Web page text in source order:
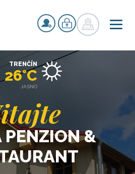
PENZION &
TRENČÍN
26°C
JASNO